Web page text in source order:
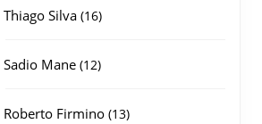
Thiago Silva 1616
Sadio Mane 1212
Roberto Firmino 1313